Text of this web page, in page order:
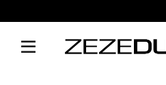
Entre com